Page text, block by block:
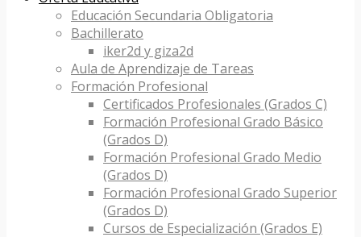
Educación Secundaria Obligatoria
Bachillerato
iker2d y giza2d
Aula de Aprendizaje de Tareas
Formación Profesional
Certificados Profesionales (Grados C)
Formación Profesional Grado Básico
(Grados D)
Formación Profesional Grado Medio
(Grados D)
Formación Profesional Grado Superior
(Grados D)
Cursos de Especialización (Grados E)